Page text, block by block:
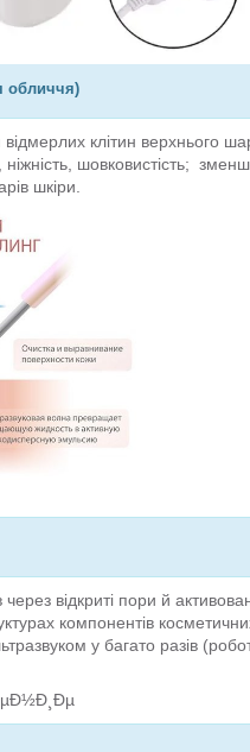
обличчя)
клітин верхнього
шовковистість;
шкіри.
відкриті пори й
компонентів
у багато разів